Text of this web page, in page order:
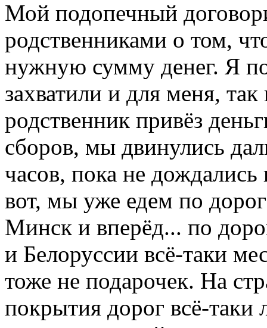
Мой подопечный
родственниками о том,
нужную сумму денег. Я
захватили и для меня,
родственник привёз
сборов, мы двинулись
часов, пока не
вот, мы уже едем по
Минск и вперёд... по
и Белоруссии всё-таки
тоже не подарочек. На
покрытия дорог всё-